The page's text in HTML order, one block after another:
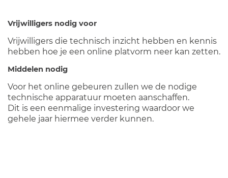
Vrijwilligers nodig voor
Vrijwilligers die technisch inzicht hebben en kennis
hebben hoe je een online platvorm neer kan zetten.
Middelen nodig
Voor het online gebeuren zullen we de nodige
technische apparatuur moeten aanschaffen.
Dit is een eenmalige investering waardoor we
gehele jaar hiermee verder kunnen.